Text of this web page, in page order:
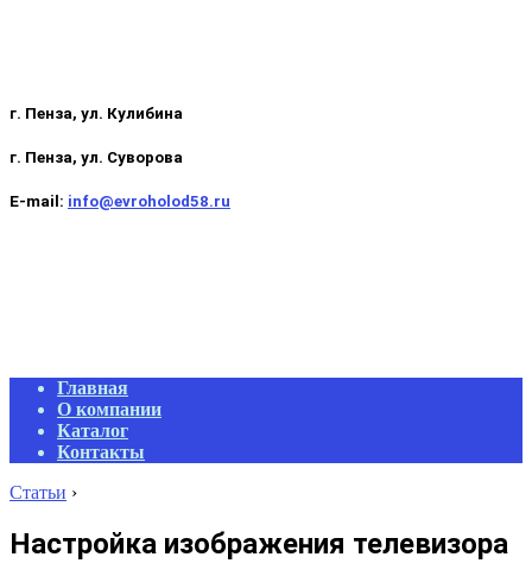
г. Пенза, ул. Кулибина
г. Пенза, ул. Суворова
E-mail: info@evroholod58.ru
Primary
Navigation
Menu
Главная
О компании
Каталог
Контакты
Статьи ›
Настройка изображения телевизора